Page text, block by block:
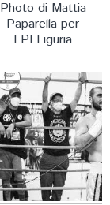
Photo di Mattia
Paparella per
FPI Liguria